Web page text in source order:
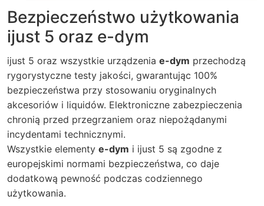
Bezpieczeństwo użytkowania
ijust 5 oraz e-dym
ijust 5 oraz wszystkie urządzenia e-dym przechodzą
rygorystyczne testy jakości, gwarantując 100%
bezpieczeństwa przy stosowaniu oryginalnych
akcesoriów i liquidów. Elektroniczne zabezpieczenia
chronią przed przegrzaniem oraz niepożądanymi
incydentami technicznymi.
Wszystkie elementy e-dym i ijust 5 są zgodne z
europejskimi normami bezpieczeństwa, co daje
dodatkową pewność podczas codziennego
użytkowania.